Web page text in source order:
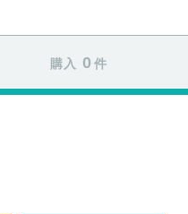
購入 0 件